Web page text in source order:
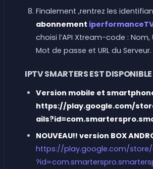
Finalement ,rentrez les
abonnement
choisi l’API Xtream-code : Nom,
Mot de passe et URL du Serveur.
IPTV SMARTERS EST DISPONIBLE
Version mobile et
https://play.google.com/
NOUVEAU!! version BOX
https://play.google.com/